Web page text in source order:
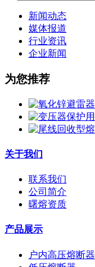
新闻动态
媒体报道
行业资讯
企业新闻
为您推荐
关于我们
联系我们
公司简介
曙熔资质
产品展示
户内高压熔断器